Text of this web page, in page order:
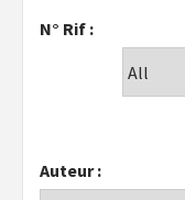
N° Rif :
Auteur :